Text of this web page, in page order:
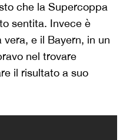
che la Supercoppa
sentita. Invece è
e il Bayern, in un
nel trovare
il risultato a suo